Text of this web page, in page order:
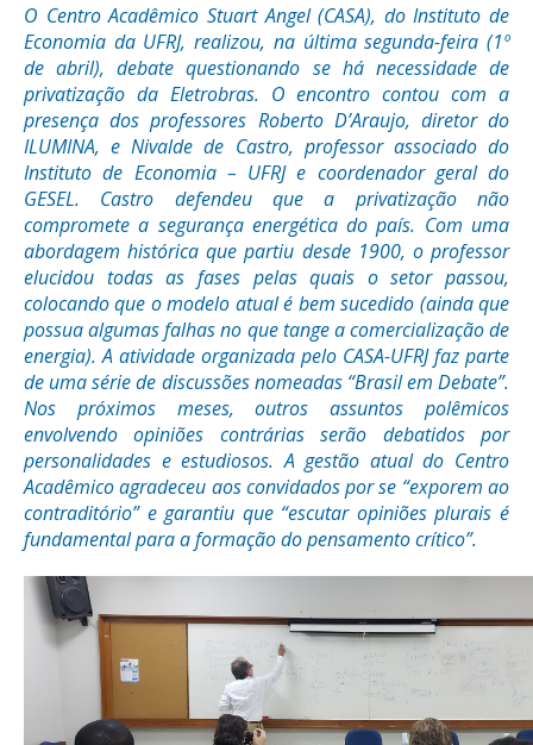
O Centro Acadêmico Stuart Angel (CASA), do Instituto de
Economia da UFRJ, realizou, na última segunda-feira (1º
de abril), debate questionando se há necessidade de
privatização da Eletrobras. O encontro contou com a
presença dos professores Roberto D’Araujo, diretor do
ILUMINA, e Nivalde de Castro, professor associado do
Instituto de Economia – UFRJ e coordenador geral do
GESEL. Castro defendeu que a privatização não
compromete a segurança energética do país. Com uma
abordagem histórica que partiu desde 1900, o professor
elucidou todas as fases pelas quais o setor passou,
colocando que o modelo atual é bem sucedido (ainda que
possua algumas falhas no que tange a comercialização de
energia). A atividade organizada pelo CASA-UFRJ faz parte
de uma série de discussões nomeadas “Brasil em Debate”.
Nos próximos meses, outros assuntos polêmicos
envolvendo opiniões contrárias serão debatidos por
personalidades e estudiosos. A gestão atual do Centro
Acadêmico agradeceu aos convidados por se “exporem ao
contraditório” e garantiu que “escutar opiniões plurais é
fundamental para a formação do pensamento crítico”.